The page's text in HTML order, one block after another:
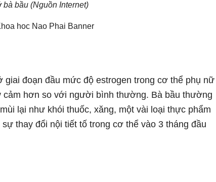
bà bầu (Nguồn Internet)
giai đoạn đầu mức độ estrogen trong cơ thể phụ nữ
cảm hơn so với người bình thường. Bà bầu thường
lại như khói thuốc, xăng, một vài loại thực phẩm
thay đổi nội tiết tố trong cơ thể vào 3 tháng đầu